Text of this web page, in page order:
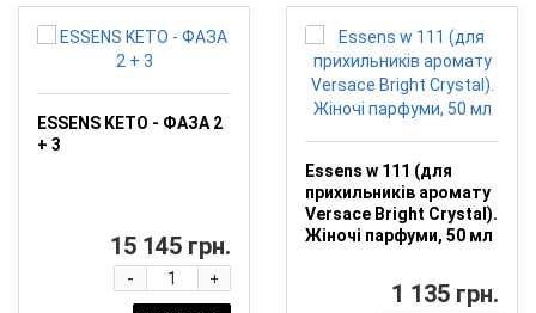
ESSENS KETO - ФАЗА 2
+ 3
15 145 грн.
+
-
Essens w 111 (для
прихильників аромату
Versace Bright Crystal).
Жіночі парфуми, 50 мл
1 135 грн.